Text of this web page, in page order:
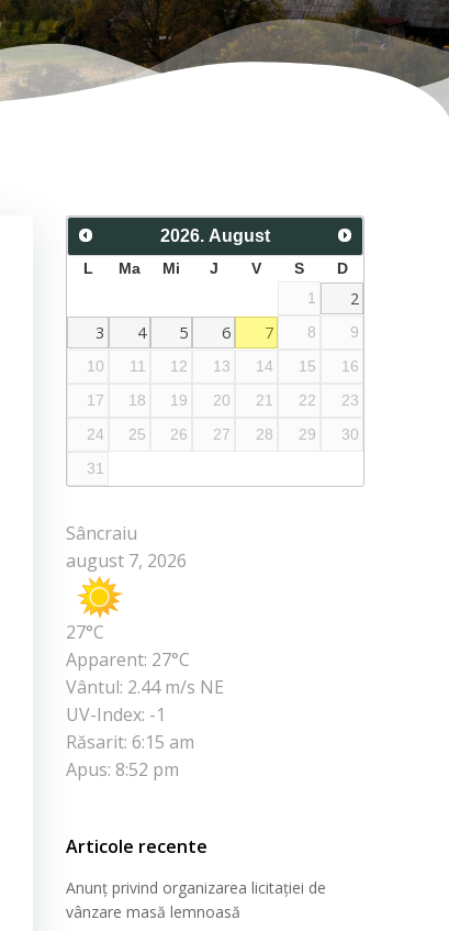
2026. August
L Ma Mi J V S
D
1
2
3
4 5 6 7 8
9
10
11 12 13 14 15
16
17
18 19 20 21 22
23
24
25 26 27 28 29
30
31
Sâncraiu
august 7, 2026
27°C
Apparent: 27°C
Vântul: 2.44 m/s NE
UV-Index: -1
Răsarit: 6:15 am
Apus: 8:52 pm
Articole recente
Anunț privind organizarea licitației de
vânzare masă lemnoasă